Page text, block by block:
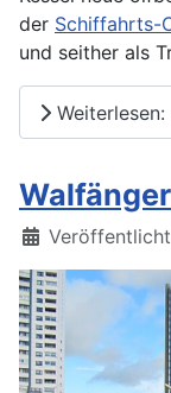
der Schiffahrts-
und seither als
Details